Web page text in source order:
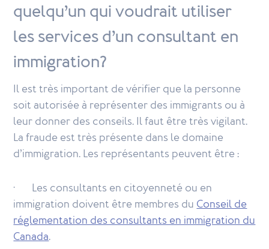
quelqu’un qui voudrait utiliser
les services d’un consultant en
immigration?
Il est très important de vérifier que la personne
soit autorisée à représenter des immigrants ou à
leur donner des conseils. Il faut être très vigilant.
La fraude est très présente dans le domaine
d’immigration. Les représentants peuvent être :
· Les consultants en citoyenneté ou en
immigration doivent être membres duConseil de
réglementation des consultants en immigration du
Canada.